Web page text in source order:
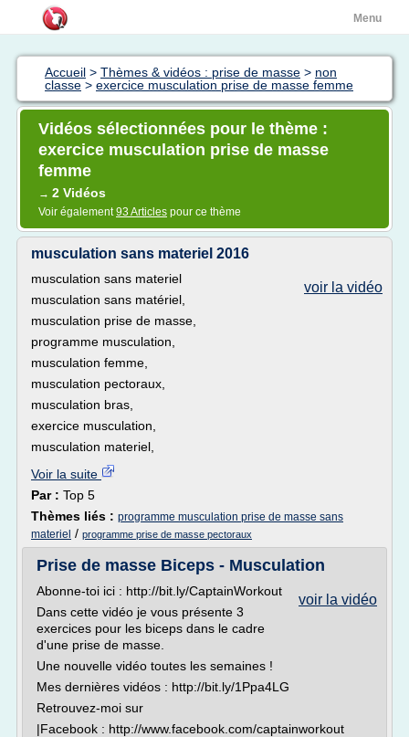
Menu
Accueil > Thèmes & vidéos : prise de masse > non
classe > exercice musculation prise de masse femme
Vidéos sélectionnées pour le thème :
exercice musculation prise de masse
femme
→ 2 Vidéos
Voir également93 Articles pour ce thème
musculation sans materiel 2016
voir la vidéo
musculation sans materiel
musculation sans matériel,
musculation prise de masse,
programme musculation,
musculation femme,
musculation pectoraux,
musculation bras,
exercice musculation,
musculation materiel,
Voir la suite
Par : Top 5
Thèmes liés : programme musculation prise de masse sans
materiel / programme prise de masse pectoraux
Prise de masse Biceps - Musculation
voir la vidéo
Abonne-toi ici : http://bit.ly/CaptainWorkout
Dans cette vidéo je vous présente 3
exercices pour les biceps dans le cadre
d'une prise de masse.
Une nouvelle vidéo toutes les semaines !
Mes dernières vidéos : http://bit.ly/1Ppa4LG
Retrouvez-moi sur
|Facebook : http://www.facebook.com/captainworkout